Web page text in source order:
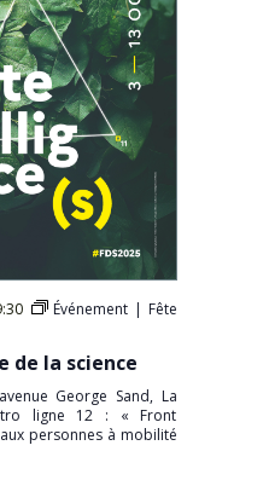
Événement | Fête
de la science
George Sand, La
ligne 12 : « Front
personnes à mobilité